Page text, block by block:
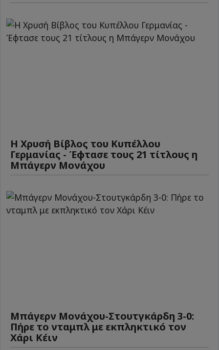
Η Χρυσή Βίβλος του Κυπέλλου
Γερμανίας - Έφτασε τους 21 τίτλους η
Μπάγερν Μονάχου
Μπάγερν Μονάχου-Στουτγκάρδη 3-0:
Πήρε το νταμπλ με εκπληκτικό τον
Χάρι Κέιν